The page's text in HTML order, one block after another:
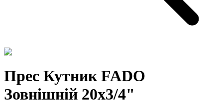
Прес Кутник FADO
Зовнішній 20х3/4"